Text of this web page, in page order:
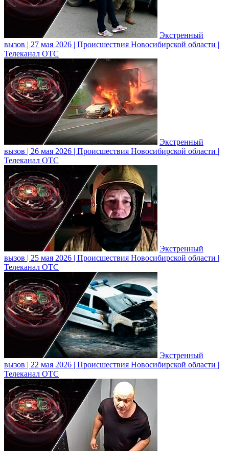
Экстренный
вызов | 27 мая 2026 | Происшествия Новосибирской области |
Телеканал ОТС
Экстренный
вызов | 26 мая 2026 | Происшествия Новосибирской области |
Телеканал ОТС
Экстренный
вызов | 25 мая 2026 | Происшествия Новосибирской области |
Телеканал ОТС
Экстренный
вызов | 22 мая 2026 | Происшествия Новосибирской области |
Телеканал ОТС